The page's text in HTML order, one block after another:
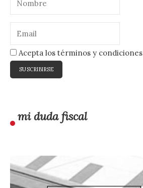
Acepta los términos y condiciones
mi duda fiscal